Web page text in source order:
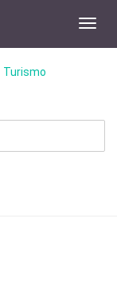
Turismo